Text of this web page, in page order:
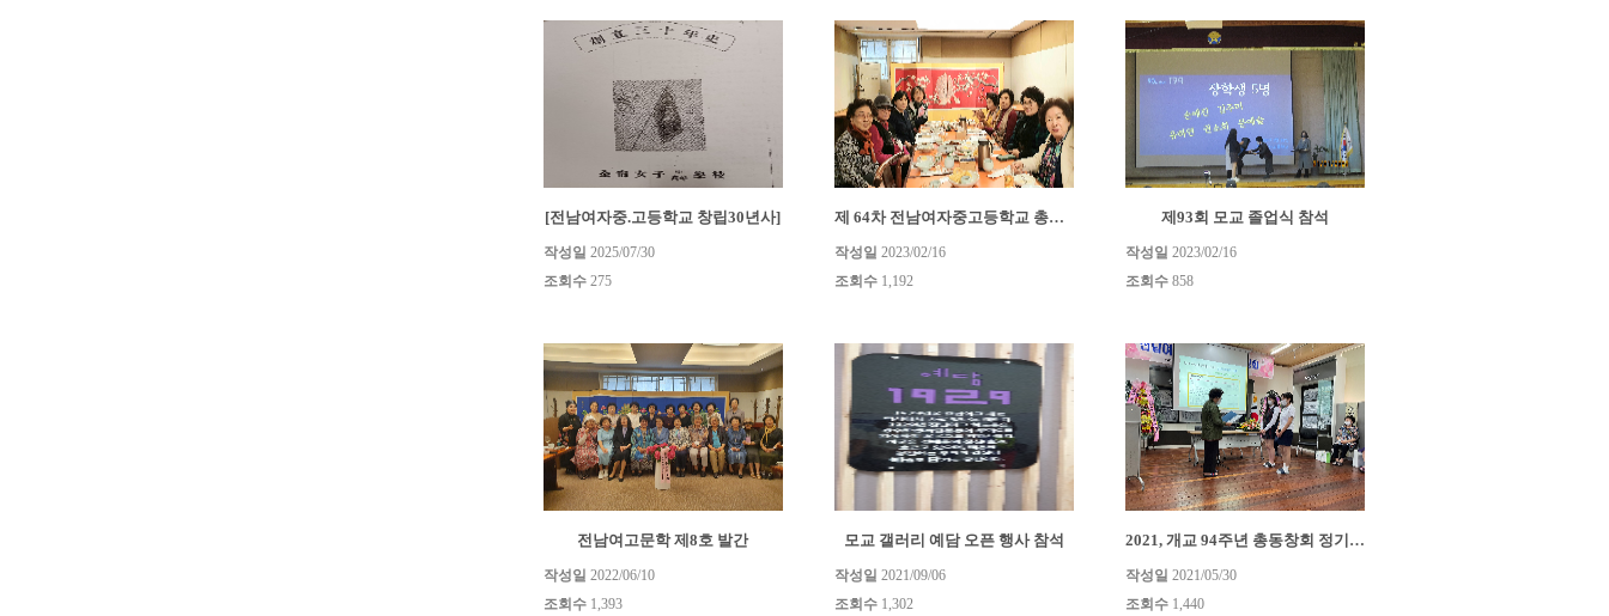
[전남여자중.고등학교 창립30년사]
작성일 2025/07/30
조회수275
제 64차 전남여자중고등학교 총동창회 이사회 개최
작성일 2023/02/16
조회수1,192
제93회 모교 졸업식 참석
작성일 2023/02/16
조회수 858
전남여고문학 제8호 발간
작성일 2022/06/10
조회수1,393
모교 갤러리 예담 오픈 행사 참석
작성일 2021/09/06
조회수1,302
2021, 개교 94주년 총동창회 정기총회
작성일 2021/05/30
조회수 1,440